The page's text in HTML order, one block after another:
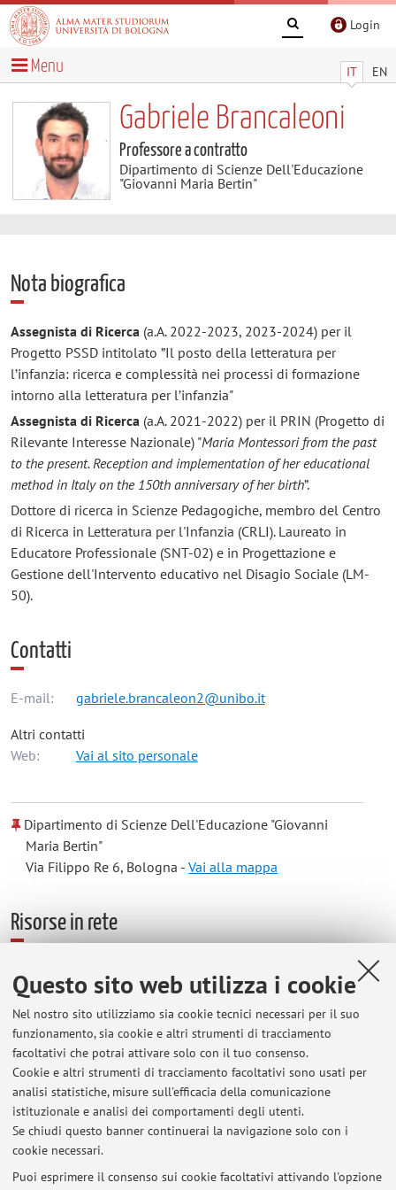
Questo sito web utilizza i cookie
Nel nostro sito utilizziamo sia cookie tecnici necessari per il suo
funzionamento, sia cookie e altri strumenti di tracciamento
facoltativi che potrai attivare solo con il tuo consenso.
Cookie e altri strumenti di tracciamento facoltativi sono usati per
analisi statistiche, misure sull'efficacia della comunicazione
istituzionale e analisi dei comportamenti degli utenti.
Se chiudi questo banner continuerai la navigazione solo con i
cookie necessari.
Puoi esprimere il consenso sui cookie facoltativi attivando l'opzione
Login
IT EN
Menu
Gabriele Brancaleoni
Professore a contratto
Dipartimento di Scienze Dell'Educazione
"Giovanni Maria Bertin"
Nota biografica
Assegnista di Ricerca (a.A. 2022-2023, 2023-2024) per il
Progetto PSSD intitolato ”Il posto della letteratura per
l’infanzia: ricerca e complessità nei processi di formazione
intorno alla letteratura per l’infanzia"
Assegnista di Ricerca (a.A. 2021-2022) per il PRIN (Progetto di
Rilevante Interesse Nazionale) "Maria Montessori from the past
to the present. Reception and implementation of her educational
method in Italy on the 150th anniversary of her birth”.
Dottore di ricerca in Scienze Pedagogiche, membro del Centro
di Ricerca in Letteratura per l'Infanzia (CRLI). Laureato in
Educatore Professionale (SNT-02) e in Progettazione e
Gestione dell'Intervento educativo nel Disagio Sociale (LM-
50).
Contatti
E-mail: gabriele.brancaleon2@unibo.it
Altri contatti
Web:
Vai al sito personale
Dipartimento di Scienze Dell'Educazione "Giovanni
Maria Bertin"
Via Filippo Re 6, Bologna -Vai alla mappa
Risorse in rete
Orario di ricevimento
Data e orario del prossimo ricevimento settimanale:
- scrivere una email per ottenere indicazioni aggiornate
riguardo data e orario del ricevimento settimanale